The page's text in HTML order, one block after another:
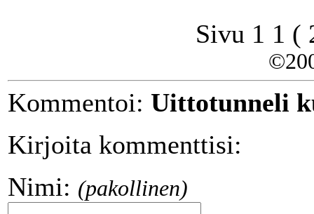
Sivu 1 1 (
Kommentoi: Uittotunneli
Kirjoita kommenttisi:
Nimi: (pakollinen)